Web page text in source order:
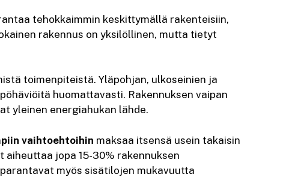
tehokkaimmin keskittymällä rakenteisiin,
rakennus on yksilöllinen, mutta tietyt
toimenpiteistä. Yläpohjan, ulkoseinien ja
huomattavasti. Rakennuksen vaipan
yleinen energiahukan lähde.
vaihtoehtoihin maksaa itsensä usein takaisin
jopa 15-30% rakennuksen
myös sisätilojen mukavuutta